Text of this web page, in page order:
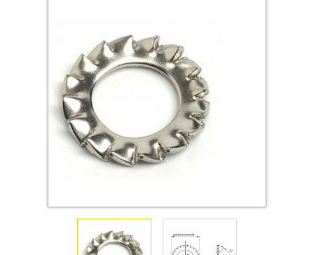
Заклепки (Гайки-Заклепки)
Инструмент
Крюки, кольца с метрической резьбой
Крюки, кольца с шурупной резьбой
Оснастка и аксессуары для яхт